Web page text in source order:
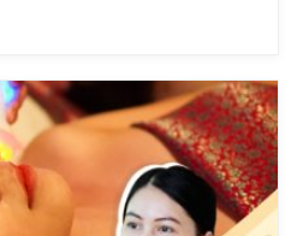
nhé. HỜI NHẤT Ở ĐÂY: